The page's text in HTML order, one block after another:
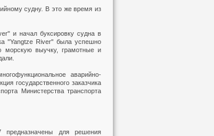
судну. В это же время из
и начал буксировку судна в
"Yangtze River" была успешно
морскую выучку, грамотные и
аварийно-
государственного заказчика
Министерства транспорта
предназначены для решения